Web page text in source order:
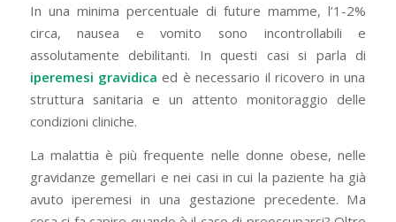
In una minima percentuale di future mamme, l’1-2%
circa, nausea e vomito sono incontrollabili e
assolutamente debilitanti. In questi casi si parla di
iperemesi gravidica ed è necessario il ricovero in una
struttura sanitaria e un attento monitoraggio delle
condizioni cliniche.
La malattia è più frequente nelle donne obese, nelle
gravidanze gemellari e nei casi in cui la paziente ha già
avuto iperemesi in una gestazione precedente. Ma